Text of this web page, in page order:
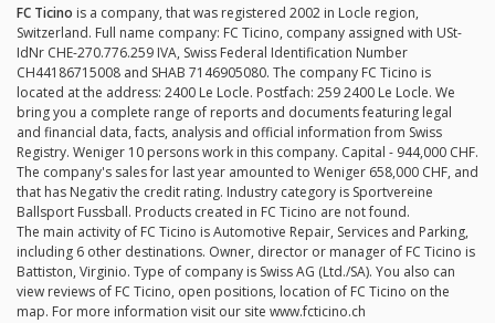
FC Ticino is a company, that was registered 2002 in Locle region,
Switzerland. Full name company: FC Ticino, company assigned with USt-
IdNr CHE-270.776.259 IVA, Swiss Federal Identification Number
CH44186715008 and SHAB 7146905080. The company FC Ticino is
located at the address: 2400 Le Locle. Postfach: 259 2400 Le Locle. We
bring you a complete range of reports and documents featuring legal
and financial data, facts, analysis and official information from Swiss
Registry. Weniger 10 persons work in this company. Capital - 944,000 CHF.
The company's sales for last year amounted to Weniger 658,000 CHF, and
that has Negativ the credit rating. Industry category is Sportvereine
Ballsport Fussball. Products created in FC Ticino are not found.
The main activity of FC Ticino is Automotive Repair, Services and Parking,
including 6 other destinations. Owner, director or manager of FC Ticino is
Battiston, Virginio. Type of company is Swiss AG (Ltd./SA). You also can
view reviews of FC Ticino, open positions, location of FC Ticino on the
map. For more information visit our site www.fcticino.ch